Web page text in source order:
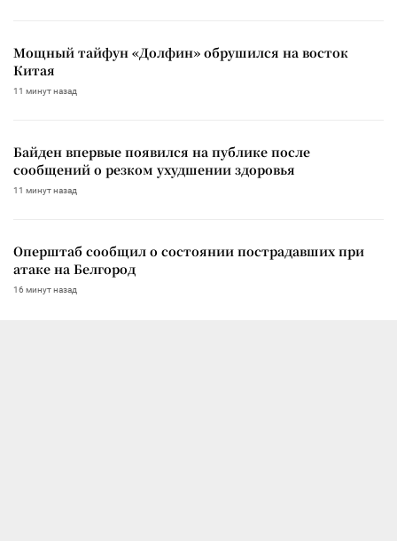
Мощный тайфун «Долфин» обрушился на восток
Китая
11 минут назад
Байден впервые появился на публике после
сообщений о резком ухудшении здоровья
11 минут назад
Оперштаб сообщил о состоянии пострадавших при
атаке на Белгород
16 минут назад